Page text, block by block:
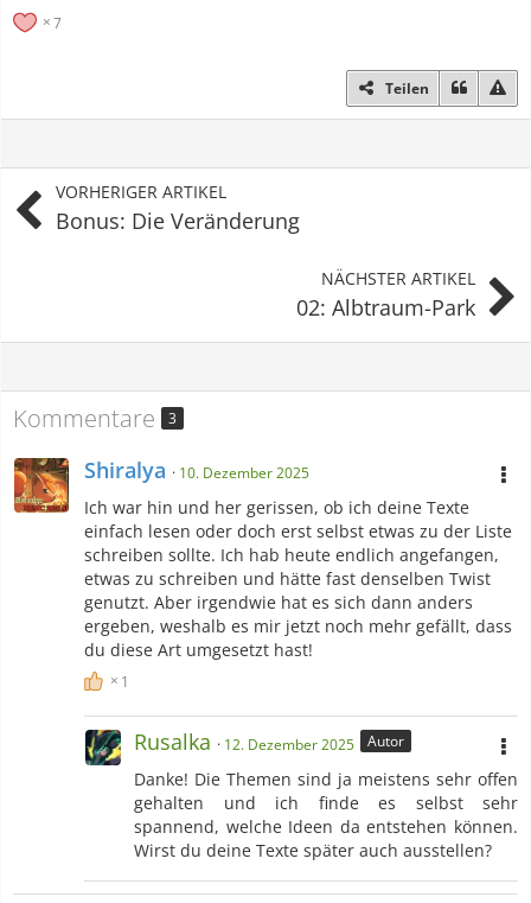
7
Teilen
VORHERIGER ARTIKEL
Bonus: Die Veränderung
NÄCHSTER ARTIKEL
02: Albtraum-Park
Kommentare 3
Shiralya 10. Dezember 2025
Ich war hin und her gerissen, ob ich deine Texte
einfach lesen oder doch erst selbst etwas zu der Liste
schreiben sollte. Ich hab heute endlich angefangen,
etwas zu schreiben und hätte fast denselben Twist
genutzt. Aber irgendwie hat es sich dann anders
ergeben, weshalb es mir jetzt noch mehr gefällt, dass
du diese Art umgesetzt hast!
1
Rusalka 12. Dezember 2025 Autor
Danke! Die Themen sind ja meistens sehr offen
gehalten und ich finde es selbst sehr
spannend, welche Ideen da entstehen können.
Wirst du deine Texte später auch ausstellen?